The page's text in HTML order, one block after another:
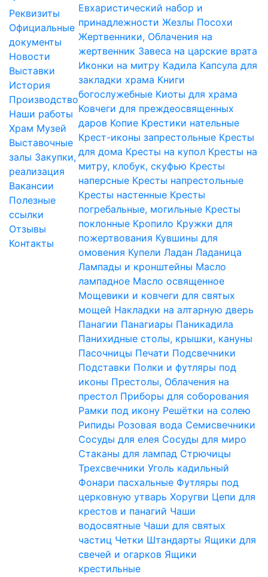
Реквизиты
Официальные
документы
Новости
Выставки
История
Производство
Наши работы
Храм Музей
Выставочные
залы Закупки,
реализация
Вакансии
Полезные
ссылки
Отзывы
Контакты
Евхаристический набор и
принадлежности Жезлы Посохи
Жертвенники, Облачения на
жертвенник Завеса на царские врата
Иконки на митру Кадила Капсула для
закладки храма Книги
богослужебные Киоты для храма
Ковчеги для преждеосвященных
даров Копие Крестики нательные
Крест-иконы запрестольные Кресты
для дома Кресты на купол Кресты на
митру, клобук, скуфью Кресты
наперсные Кресты напрестольные
Кресты настенные Кресты
погребальные, могильные Кресты
поклонные Кропило Кружки для
пожертвования Кувшины для
омовения Купели Ладан Ладаница
Лампады и кронштейны Масло
лампадное Масло освященное
Мощевики и ковчеги для святых
мощей Накладки на алтарную дверь
Панагии Панагиары Паникадила
Панихидные столы, крышки, кануны
Пасочницы Печати Подсвечники
Подставки Полки и футляры под
иконы Престолы, Облачения на
престол Приборы для соборования
Рамки под икону Решётки на солею
Рипиды Розовая вода Семисвечники
Сосуды для елея Сосуды для миро
Стаканы для лампад Стрючицы
Трехсвечники Уголь кадильный
Фонари пасхальные Футляры под
церковную утварь Хоругви Цепи для
крестов и панагий Чаши
водосвятные Чаши для святых
частиц Четки Штандарты Ящики для
свечей и огарков Ящики
крестильные